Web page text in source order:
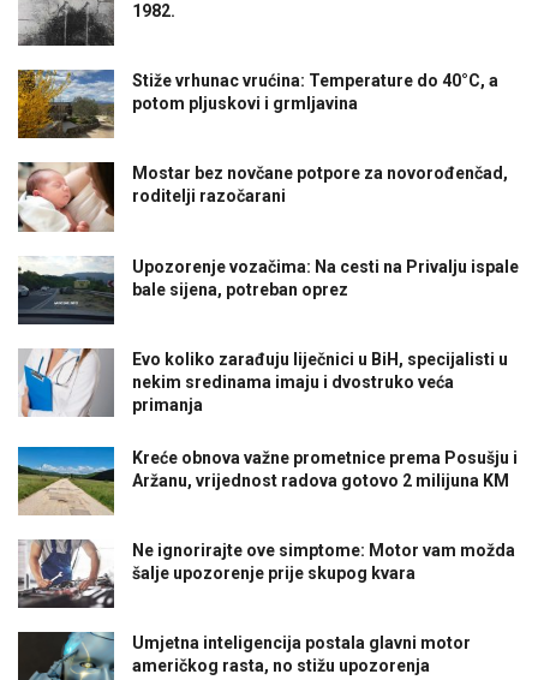
1982.
Stiže vrhunac vrućina: Temperature do 40°C, a
potom pljuskovi i grmljavina
Mostar bez novčane potpore za novorođenčad,
roditelji razočarani
Upozorenje vozačima: Na cesti na Privalju ispale
bale sijena, potreban oprez
Evo koliko zarađuju liječnici u BiH, specijalisti u
nekim sredinama imaju i dvostruko veća
primanja
Kreće obnova važne prometnice prema Posušju i
Aržanu, vrijednost radova gotovo 2 milijuna KM
Ne ignorirajte ove simptome: Motor vam možda
šalje upozorenje prije skupog kvara
Umjetna inteligencija postala glavni motor
američkog rasta, no stižu upozorenja